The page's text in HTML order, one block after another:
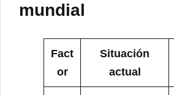
mundial
Fact
or
Situación
actual